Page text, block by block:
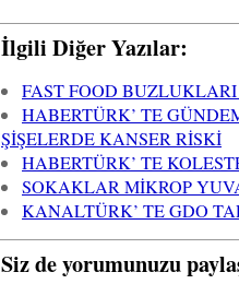
İlgili Diğer Yazılar:
FAST FOOD
HABERTÜRK’ TE
ŞİŞELERDE KANSER RİSKİ
HABERTÜRK’ TE
SOKAKLAR MİKROP
KANALTÜRK’ TE GDO
Siz de yorumunuzu